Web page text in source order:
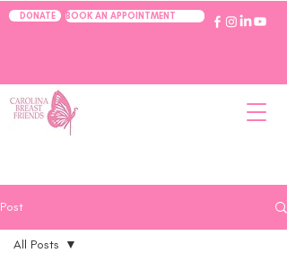
DONATE BOOK AN APPOINTMENT
Post
All Posts